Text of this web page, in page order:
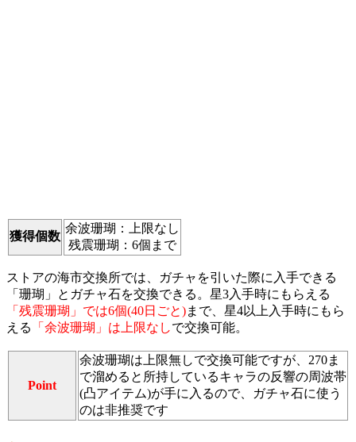
獲得個数
余波珊瑚：上限なし
残震珊瑚：6個まで
ストアの海市交換所では、ガチャを引いた際に入手できる
「珊瑚」とガチャ石を交換できる。星3入手時にもらえる
「残震珊瑚」では6個(40日ごと)まで、星4以上入手時にもら
える
「余波珊瑚」は上限なしで交換可能。
Point
余波珊瑚は上限無しで交換可能ですが、270ま
で溜めると所持しているキャラの反響の周波帯
(凸アイテム)が手に入るので、ガチャ石に使う
のは非推奨です